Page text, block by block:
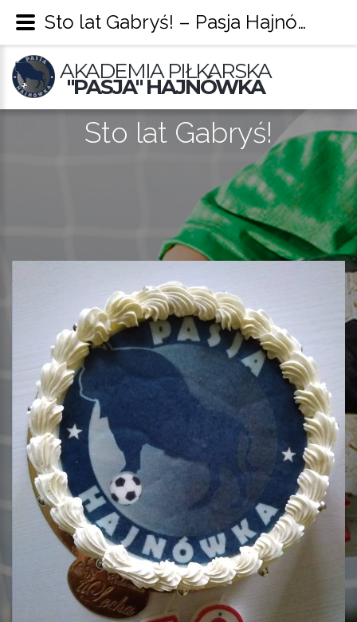
AKADEMIA PIŁKARSKA
"PASJA" HAJNÓWKA
Sto lat Gabryś!
Sto lat Gabryś! – Pasja Hajnówka